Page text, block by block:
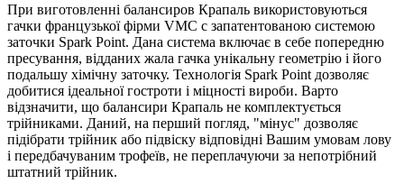
При виготовленні балансиров Крапаль використовуються
гачки французької фірми VMC c запатентованою системою
заточки Spark Point. Дана система включає в себе попередню
пресування, відданих жала гачка унікальну геометрію і його
подальшу хімічну заточку. Технологія Spark Point дозволяє
добитися ідеальної гостроти і міцності вироби. Варто
відзначити, що балансири Крапаль не комплектується
трійниками. Даний, на перший погляд, "мінус" дозволяє
підібрати трійник або підвіску відповідні Вашим умовам лову
і передбачуваним трофеїв, не переплачуючи за непотрібний
штатний трійник.